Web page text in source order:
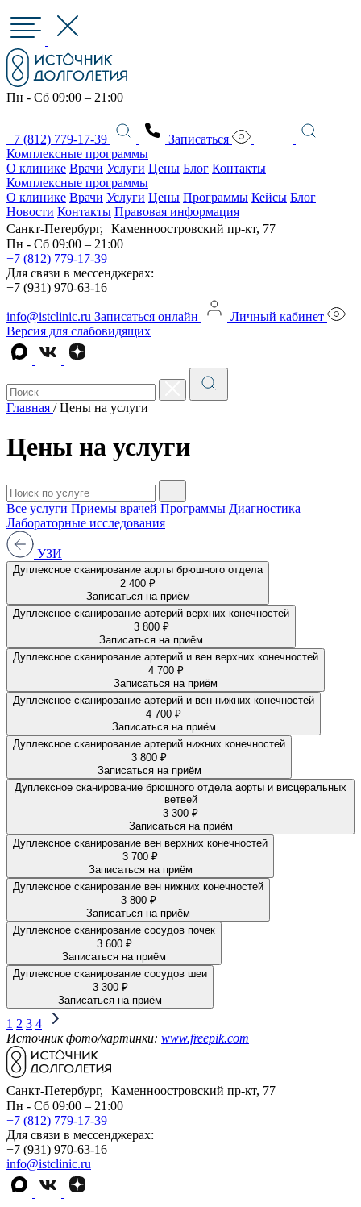
Пн - Сб 09:00 – 21:00
+7 (812) 779-17-39
Записаться
Комплексные программы
О клинике Врачи Услуги Цены Блог Контакты
Комплексные программы
О клинике Врачи Услуги Цены Программы Кейсы Блог
Новости Контакты Правовая информация
Санкт-Петербург, Каменноостровский пр-кт, 77
Пн - Сб 09:00 – 21:00
+7 (812) 779-17-39
Для связи в мессенджерах:
+7 (931) 970-63-16
info@istclinic.ru Записаться онлайн
Личный кабинет
Версия для слабовидящих
Главная / Цены на услуги
Цены на услуги
Все услуги Приемы врачей Программы Диагностика
Лабораторные исследования
УЗИ
Дуплексное сканирование аорты брюшного отдела
2 400 ₽
Записаться на приём
Дуплексное сканирование артерий верхних конечностей
3 800 ₽
Записаться на приём
Дуплексное сканирование артерий и вен верхних конечностей
4 700 ₽
Записаться на приём
Дуплексное сканирование артерий и вен нижних конечностей
4 700 ₽
Записаться на приём
Дуплексное сканирование артерий нижних конечностей
3 800 ₽
Записаться на приём
Дуплексное сканирование брюшного отдела аорты и висцеральных
ветвей
3 300 ₽
Записаться на приём
Дуплексное сканирование вен верхних конечностей
3 700 ₽
Записаться на приём
Дуплексное сканирование вен нижних конечностей
3 800 ₽
Записаться на приём
Дуплексное сканирование сосудов почек
3 600 ₽
Записаться на приём
Дуплексное сканирование сосудов шеи
3 300 ₽
Записаться на приём
1 2 3 4
Источник фото/картинки: www.freepik.com
Санкт-Петербург, Каменноостровский пр-кт, 77
Пн - Сб 09:00 – 21:00
+7 (812) 779-17-39
Для связи в мессенджерах:
+7 (931) 970-63-16
info@istclinic.ru